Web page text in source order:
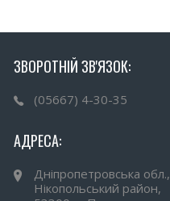
ЗВОРОТНІЙ ЗВ'ЯЗОК:
(05667) 4-30-35
АДРЕСА:
Дніпропетровська обл.,
Нікопольський район,